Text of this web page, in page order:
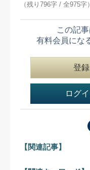
（残り796字 / 全975字）
この記
有料会員にな
登
ログ
【関連記事】